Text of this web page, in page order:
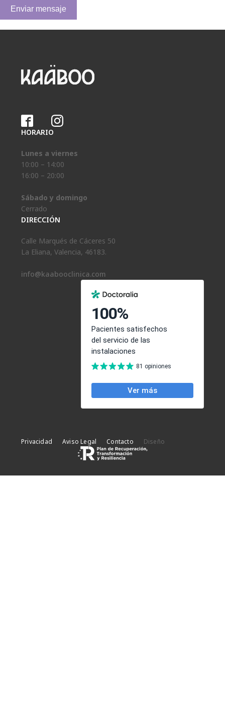
Enviar mensaje
HORARIO
Lunes a viernes
10:00 – 14:00
16:00 – 20:00
Sábado y domingo
Cerrado
DIRECCIÓN
Calle Marqués de Cáceres 50
La Eliana, Valencia, 46183.
info@kaabooclinica.com
Privacidad Aviso Legal Contacto Diseño